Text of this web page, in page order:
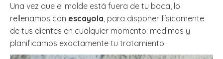
Una vez que el molde está fuera de tu boca, lo
rellenamos con escayola , para disponer físicamente
de tus dientes en cualquier momento: medimos y
planificamos exactamente tu tratamiento.